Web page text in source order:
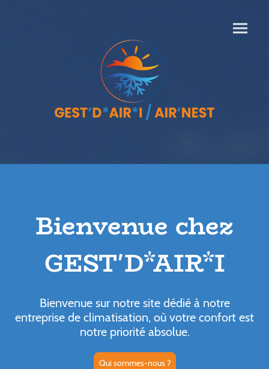
Bienvenue chez
GEST'D*AIR*I
Bienvenue sur notre site dédié à notre
entreprise de climatisation, où votre confort est
notre priorité absolue.
Qui sommes-nous ?